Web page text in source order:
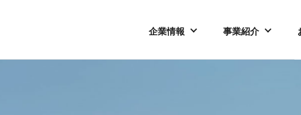
企業情報 事業紹介